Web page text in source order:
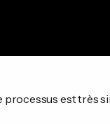
est très